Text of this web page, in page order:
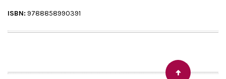
ISBN: 9788858990391